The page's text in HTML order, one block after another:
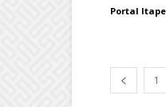
Portal
1